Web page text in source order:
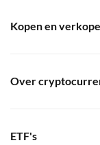
Kopen en
Over
ETF's